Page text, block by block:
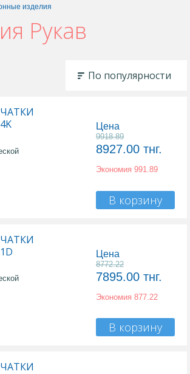
изделия
Рукав
По популярности
Цена
9918.89
8927.00 тнг.
Экономия 991.89
В корзину
Цена
8772.22
7895.00 тнг.
Экономия 877.22
В корзину